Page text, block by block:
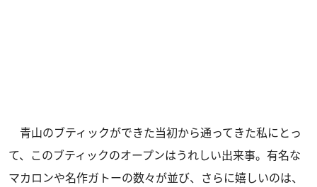
青山のブティックができた当初から通ってきた私にとっ
て、このブティックのオープンはうれしい出来事。有名な
マカロンや名作ガトーの数々が並び、さらに嬉しいのは、